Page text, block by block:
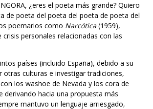
¿eres el poeta más grande? Quiero
de poeta del poeta del poeta de poeta del
poemarios como Narcótica (1959),
crisis personales relacionadas con las
países (incluido España), debido a su
otras culturas e investigar tradiciones,
los washoe de Nevada y los cora de
derivando hacia una propuesta más
mantuvo un lenguaje arriesgado,